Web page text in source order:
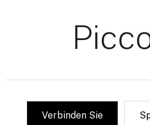
Verbinden Sie